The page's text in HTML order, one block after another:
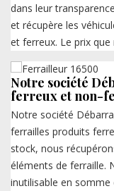
dans leur
et récupère les
et ferreux. Le prix
Notre société
ferreux et non-
Notre société
ferrailles produits
stock, nous
éléments de ferraille.
inutilisable en somme